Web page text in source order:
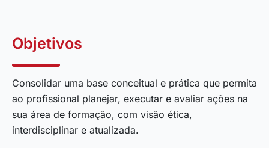
Objetivos
Consolidar uma base conceitual e prática que permita
ao profissional planejar, executar e avaliar ações na
sua área de formação, com visão ética,
interdisciplinar e atualizada.